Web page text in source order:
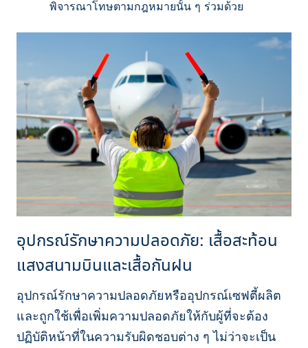
พิจารณาโทษตามกฎหมายนั้น ๆ ร่วมด้วย
อุปกรณ์รักษาความปลอดภัย: เสื้อสะท้อน
แสงสนามบินและเสื้อกันฝน
อุปกรณ์รักษาความปลอดภัยหรืออุปกรณ์เซฟตี้ผลิต
และถูกใช้เพื่อเพิ่มความปลอดภัยให้กับผู้ที่จะต้อง
ปฏิบัติหน้าที่ในความรับผิดชอบต่าง ๆ ไม่ว่าจะเป็น